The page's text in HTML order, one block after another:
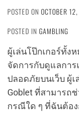
POSTED ON OCTOBER
POSTED IN GAMBLING
ผู้เล่นโป๊กเกอร์ทั้ง
จัดการกับดูแลการ
ปลอดภัยบนเว็บ ผู้
Goblet ที่สามารถ
กรณีใด ๆ ที่ฉันต้อ